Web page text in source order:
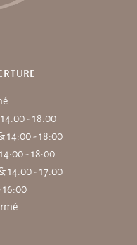
- 18:00
14:00 - 18:00
- 18:00
14:00 - 17:00
16:00